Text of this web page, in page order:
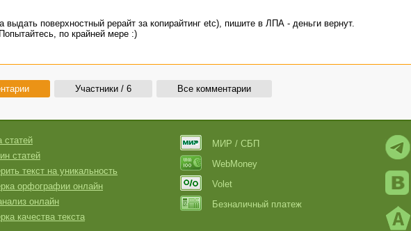
выдать поверхностный рерайт за копирайтинг etc), пишите в ЛПА - деньги вернут.
по крайней мере :)
Участники / 6 Все комментарии
статей
статей
текст на уникальность
орфографии онлайн
онлайн
качества текста
МИР / СБП
WebMoney
Volet
Безналичный платеж